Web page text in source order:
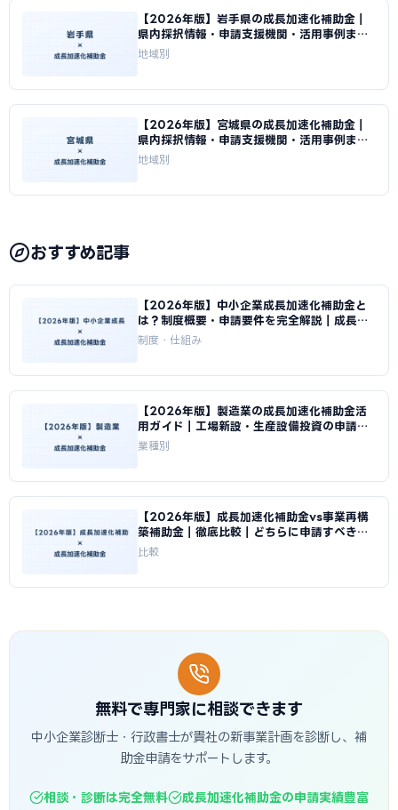
【2026年版】岩手県の成長加速化補助金｜
県内採択情報・申請支援機関・活用事例まと
め｜成長加速化補助金ナビ
地域別
【2026年版】宮城県の成長加速化補助金｜
県内採択情報・申請支援機関・活用事例まと
め｜成長加速化補助金ナビ
地域別
おすすめ記事
【2026年版】中小企業成長加速化補助金と
は？制度概要・申請要件を完全解説｜成長加
速化補助金ナビ
制度・仕組み
【2026年版】製造業の成長加速化補助金活
用ガイド｜工場新設・生産設備投資の申請戦
略｜成長加速化補助金ナビ
業種別
【2026年版】成長加速化補助金vs事業再構
築補助金｜徹底比較｜どちらに申請すべきか
｜成長加速化補助金ナビ
比較
無料で専門家に相談できます
中小企業診断士・行政書士が貴社の新事業計画を診断し、補
助金申請をサポートします。
相談・診断は完全無料
成長加速化補助金の申請実績豊富